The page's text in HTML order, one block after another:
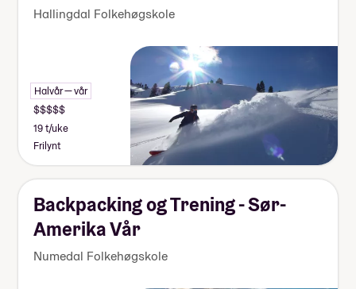
Hallingdal Folkehøgskole
Halvår — vår
19 t/uke
Frilynt
Backpacking og Trening - Sør-
Amerika Vår
Numedal Folkehøgskole